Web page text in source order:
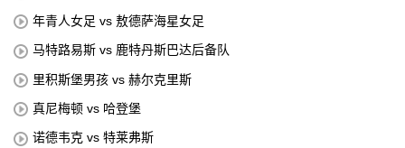
年青人女足 vs 敖德萨海星女足
马特路易斯 vs 鹿特丹斯巴达后备队
里积斯堡男孩 vs 赫尔克里斯
真尼梅顿 vs 哈登堡
诺德韦克 vs 特莱弗斯